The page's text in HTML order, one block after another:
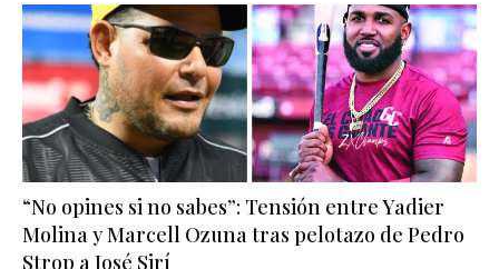
“No opines si no sabes”: Tensión entre Yadier
Molina y Marcell Ozuna tras pelotazo de Pedro
Strop a José Sirí